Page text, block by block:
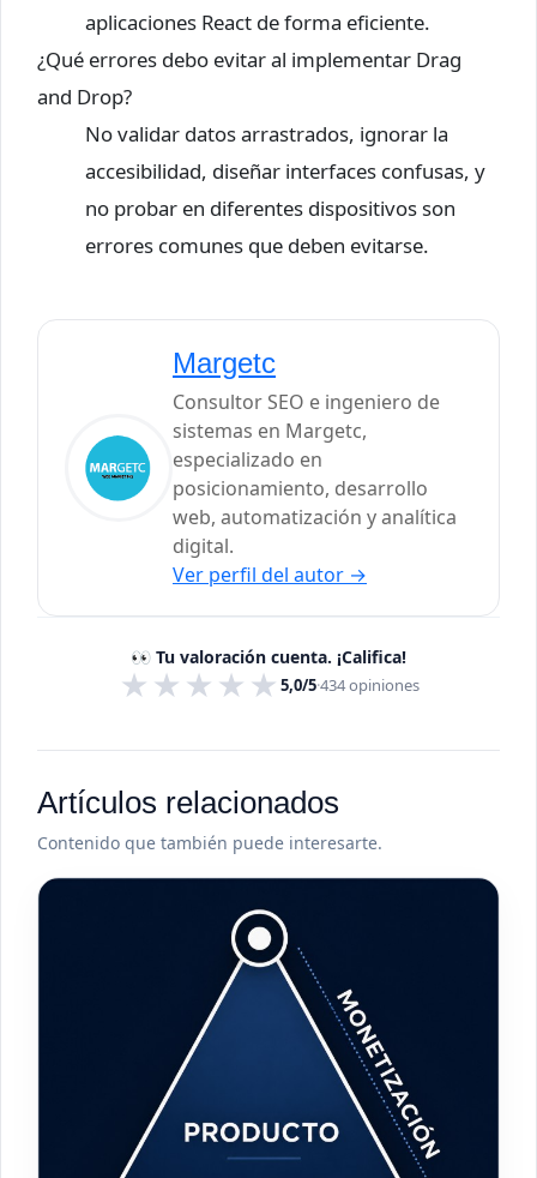
aplicaciones React de forma eficiente.
¿Qué errores debo evitar al implementar Drag
and Drop?
No validar datos arrastrados, ignorar la
accesibilidad, diseñar interfaces confusas, y
no probar en diferentes dispositivos son
errores comunes que deben evitarse.
Margetc
Consultor SEO e ingeniero de
sistemas en Margetc,
especializado en
posicionamiento, desarrollo
web, automatización y analítica
digital.
Ver perfil del autor →
👀 Tu valoración cuenta. ¡Califica!
★
★
★
★
★ 5,0/5·434opiniones
Artículos relacionados
Contenido que también puede interesarte.